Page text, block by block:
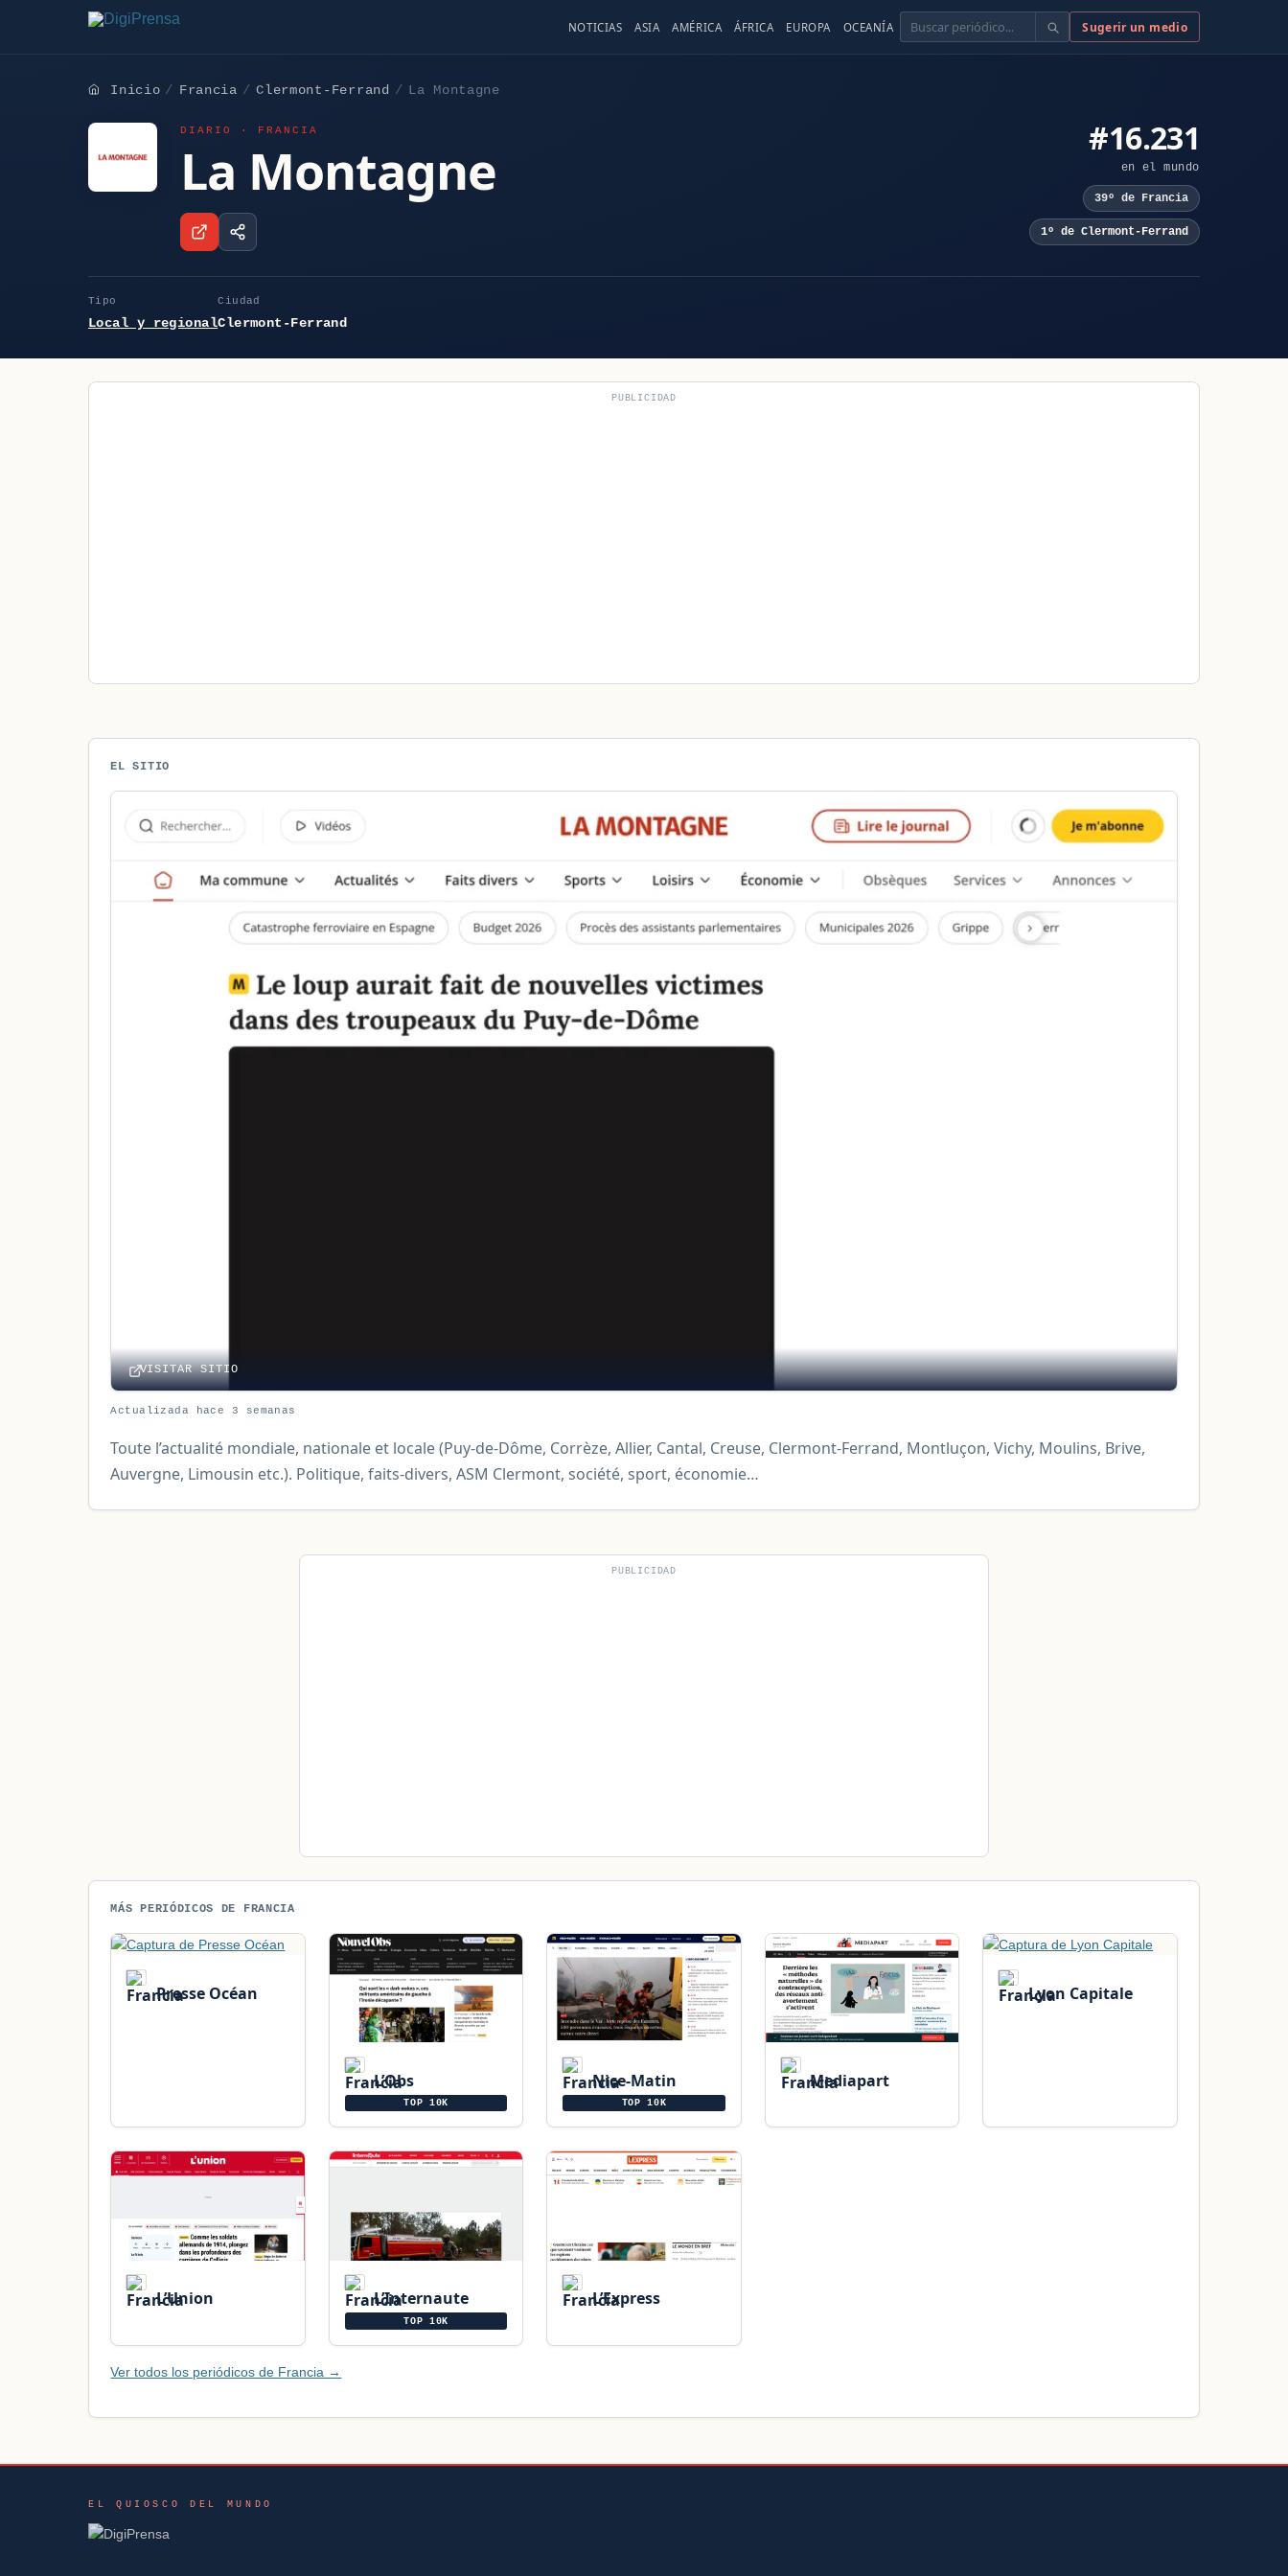
NOTICIAS ASIA AMÉRICA ÁFRICA EUROPA OCEANÍA Buscar Sugerir un medio
Inicio Francia Clermont-Ferrand La Montagne
DIARIO · FRANCIA
La Montagne #16.231
en el mundo
39º de Francia
1º de Clermont-Ferrand
Tipo
Local y regional
Ciudad
Clermont-Ferrand
PUBLICIDAD
EL SITIO
VISITAR SITIO
Actualizada hace 3 semanas
Toute l’actualité mondiale, nationale et locale (Puy-de-Dôme, Corrèze, Allier, Cantal, Creuse, Clermont-Ferrand, Montluçon, Vichy, Moulins, Brive,
Auvergne, Limousin etc.). Politique, faits-divers, ASM Clermont, société, sport, économie…
PUBLICIDAD
MÁS PERIÓDICOS DE FRANCIA
Presse Océan
L’Obs
TOP 10K
Nice-Matin
TOP 10K
Mediapart
Lyon Capitale
L’Union L’Internaute
TOP 10K
L’Express
Ver todos los periódicos de Francia →
EL QUIOSCO DEL MUNDO